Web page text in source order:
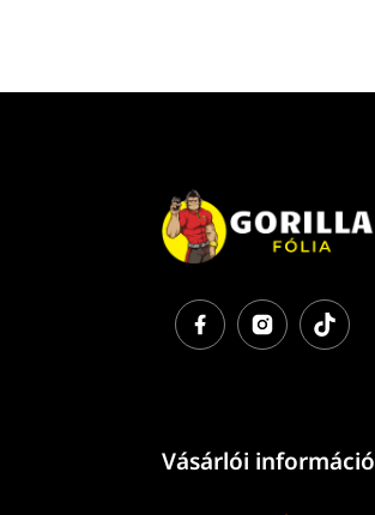
Vásárlói információ